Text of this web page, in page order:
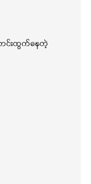
င်းထွက်နေတဲ့